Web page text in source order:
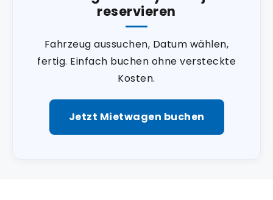
reservieren
Fahrzeug aussuchen, Datum wählen,
fertig. Einfach buchen ohne versteckte
Kosten.
Jetzt Mietwagen buchen